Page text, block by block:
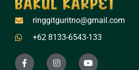
ringgitguritno@gmail.com
+62 8133-6543-133